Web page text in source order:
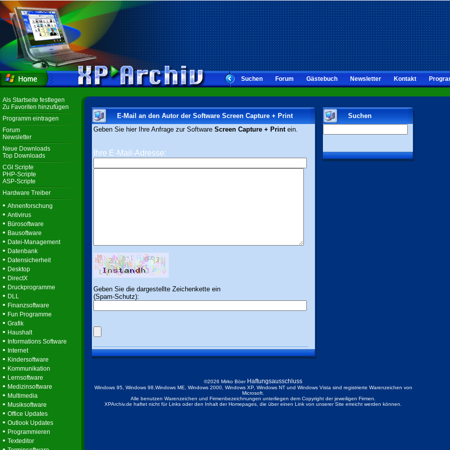
Suchen Forum Gästebuch Newsletter Kontakt
Als Startseite festlegen
Zu Favoriten hinzufügen
Programm eintragen
Forum
Newsletter
Neue Downloads
Top Downloads
CGI Scripte
PHP-Scripte
ASP-Scripte
Hardware Treiber
• Ahnenforschung
• Antivirus
• Bürosoftware
• Bausoftware
• Datei-Management
• Datenbank
• Datensicherheit
• Desktop
• DirectX
• Druckprogramme
• DLL
• Finanzsoftware
• Fun Programme
• Grafik
• Haushalt
• Informations Software
• Internet
• Kindersoftware
• Kommunikation
• Lernsoftware
• Medizinsoftware
• Multimedia
• Musiksoftware
• Office Updates
• Outlook Updates
• Programmieren
• Texteditor
E-Mail an den Autor der Software Screen Capture + Print
Geben Sie hier Ihre Anfrage zur Software Screen Capture + Printein.
Ihre E-Mail-Adresse:
Geben Sie die dargestellte Zeichenkette ein
(Spam-Schutz):
Suchen
©2026 Mirko Böer Haftungsausschluss
Windows 95, Windows 98,Windows ME, Windows 2000, Windows XP, Windows NT und Windows Vista sind registrierte Warenzeichen von
Microsoft.
Alle benutzen Warenzeichen und Firmenbezeichnungen unterliegen dem Copyright der jeweiligen Firmen.
XPArchiv.de haftet nicht für Links oder den Inhalt der Homepages, die über einen Link von unserer Site erreicht werden können.